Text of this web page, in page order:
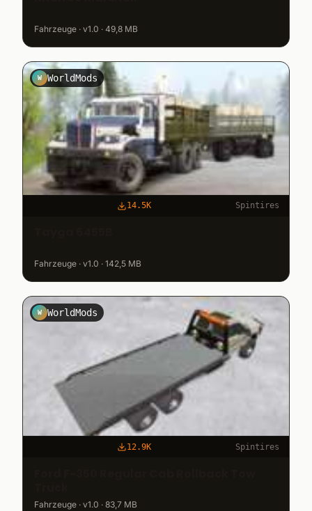
Fahrzeuge · v1.0 · 49,8 MB
W WorldMods
14.5K Spintires
Fahrzeuge · v1.0 · 142,5 MB
W WorldMods
12.9K Spintires
Fahrzeuge · v1.0 · 83,7 MB